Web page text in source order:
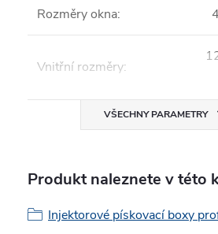
Rozměry okna:
Vnitřní rozměry:
VŠECHNY PARAMETRY
Produkt naleznete v této
Injektorové pískovací boxy